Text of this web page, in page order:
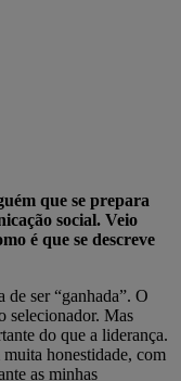
que se prepara
social. Veio
é que se descreve
de ser “ganhada”. O
selecionador. Mas
do que a liderança.
honestidade, com
as minhas